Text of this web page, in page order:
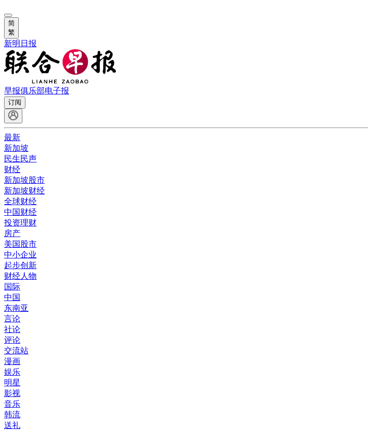
简
繁
新明日报
早报俱乐部电子报
订阅
最新
新加坡
民生民声
财经
新加坡股市
新加坡财经
全球财经
中国财经
投资理财
房产
美国股市
中小企业
起步创新
财经人物
国际
中国
东南亚
言论
社论
评论
交流站
漫画
娱乐
明星
影视
音乐
韩流
送礼